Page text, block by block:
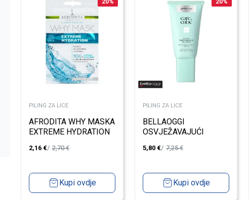
PILING ZA LICE
AFRODITA WHY MASKA
EXTREME HYDRATION
2,16 € 2,70€
Kupi ovdje
PILING ZA LICE
BELLAOGGI
OSVJEŽAVAJUĆI
5,80 € 7,25€
Kupi ovdje